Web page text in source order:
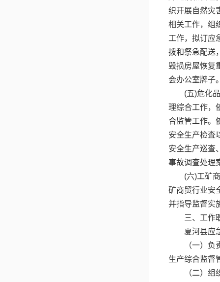
织开展自然灾
相关工作，组
工作，拟订应
拨和祭急配送
毁损房屋恢复
会办公室牌子
(五)危化
理综合工作，
合监管工作。
安全生产检査
安全生产巡查
事故调查处理
(六)工矿
矿商贸行业安
并指导监督实
三、工作
夏河县应
（一）
生产综合监督
（二）